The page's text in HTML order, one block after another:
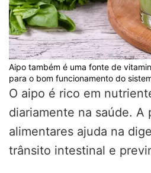
Aipo também é uma fonte de
para o bom funcionamento do
O aipo é rico em
diariamente na saúde. A
alimentares ajuda na
trânsito intestinal e